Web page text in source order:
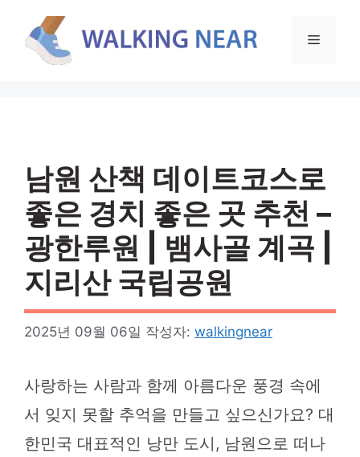
메
남원 산책 데이트코스로
좋은 경치 좋은 곳 추천 –
광한루원 | 뱀사골 계곡 |
지리산 국립공원
2025년 09월 06일 작성자: walkingnear
사랑하는 사람과 함께 아름다운 풍경 속에
서 잊지 못할 추억을 만들고 싶으신가요? 대
한민국 대표적인 낭만 도시, 남원으로 떠나